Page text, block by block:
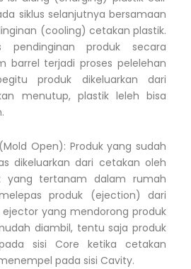
siklus selanjutnya bersamaan
(cooling) cetakan plastik.
pendinginan produk secara
barrel terjadi proses pelelehan
produk dikeluarkan dari
menutup, plastik leleh bisa
Open): Produk yang sudah
dikeluarkan dari cetakan oleh
yang tertanam dalam rumah
produk (ejection) dari
yang mendorong produk
diambil, tentu saja produk
sisi Core ketika cetakan
pada sisi Cavity.